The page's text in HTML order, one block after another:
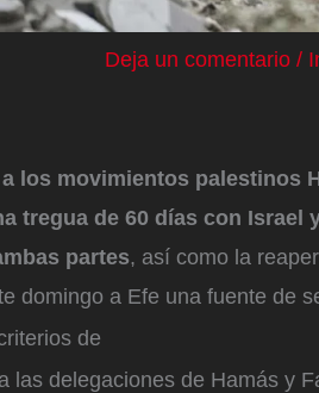
Deja un comentario /
los movimientos palestinos
tregua de 60 días con
partes, así como la
domingo a Efe una fuente de
de
las delegaciones de Hamás y